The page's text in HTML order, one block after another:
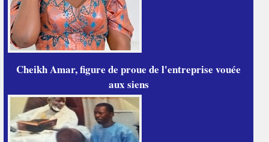
Cheikh Amar, figure de proue de l'entreprise vouée
aux siens